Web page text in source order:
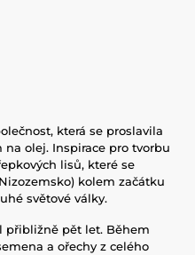
která se proslavila
olej. Inspirace pro tvorbu
lisů, které se
kolem začátku
světové války.
přibližně pět let. Během
a ořechy z celého